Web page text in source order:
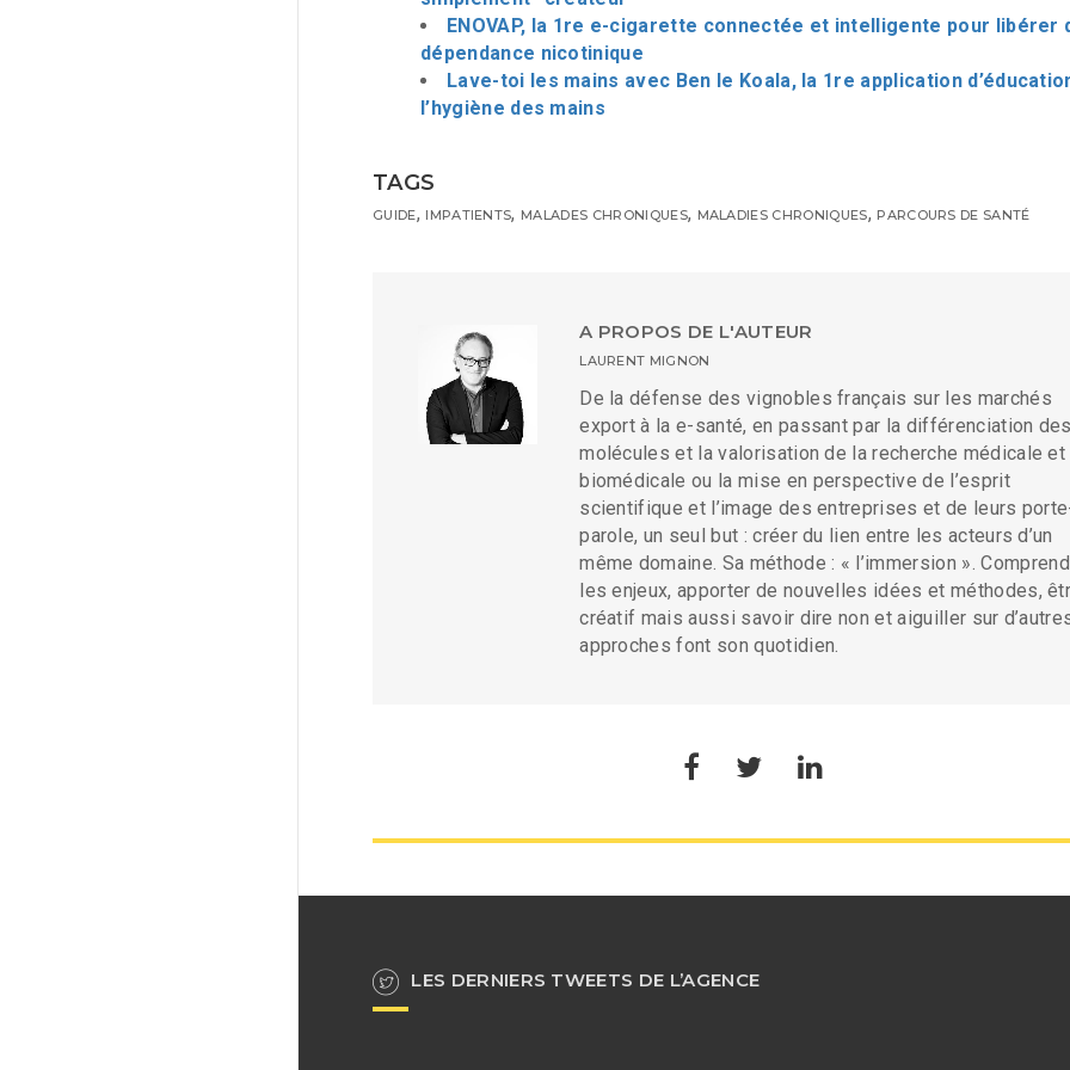
ENOVAP, la 1re e-cigarette connectée et intelligente pour libérer
dépendance nicotinique
Lave-toi les mains avec Ben le Koala, la 1re application
l’hygiène des mains
TAGS
GUIDE, IMPATIENTS, MALADES CHRONIQUES, MALADIES CHRONIQUES, PARCOURS DE SANTÉ
A PROPOS DE L'AUTEUR
LAURENT MIGNON
De la défense des vignobles français sur les marchés
export à la e-santé, en passant par la différenciation des
molécules et la valorisation de la recherche médicale et
biomédicale ou la mise en perspective de l’esprit
scientifique et l’image des entreprises et de leurs
parole, un seul but : créer du lien entre les acteurs d’un
même domaine. Sa méthode : « l’immersion ».
les enjeux, apporter de nouvelles idées et méthodes,
créatif mais aussi savoir dire non et aiguiller sur
approches font son quotidien.
LES DERNIERS TWEETS DE L’AGENCE